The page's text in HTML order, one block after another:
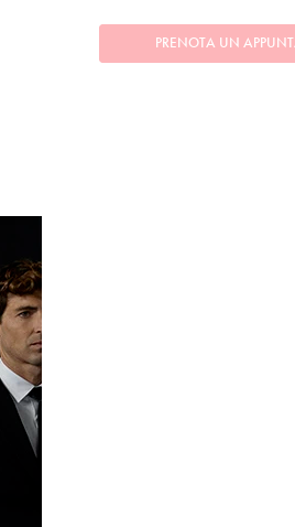
PRENOTA UN